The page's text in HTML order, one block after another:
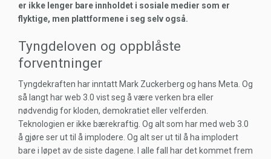
er ikke lenger bare innholdet i sosiale medier som er
flyktige, men plattformene i seg selv også.
Tyngdeloven og oppblåste
forventninger
Tyngdekraften har inntatt Mark Zuckerberg og hans Meta. Og
så langt har web 3.0 vist seg å være verken bra eller
nødvendig for kloden, demokratiet eller velferden.
Teknologien er ikke bærekraftig. Og altsom har med web 3.0
å gjøre ser ut til å implodere. Og alt ser ut til å ha implodert
bare i løpet av de siste dagene. I alle fall har det kommet frem